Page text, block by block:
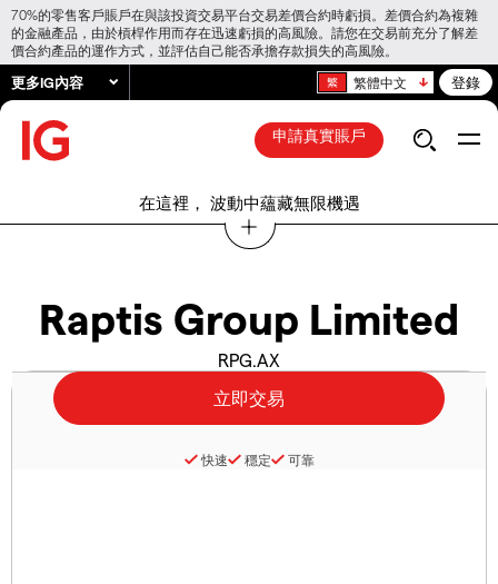
70%的零售客戶賬戶在與該投資交易平台交易差價合約時虧損。差價合約為複雜
的金融產品，由於槓桿作用而存在迅速虧損的高風險。請您在交易前充分了解差
價合約產品的運作方式，並評估自己能否承擔存款損失的高風險。
更多IG內容 繁體中文 登錄
申請真實賬戶
在這裡， 波動中蘊藏無限機遇
Raptis Group Limited
RPG.AX
快速 穩定 可靠